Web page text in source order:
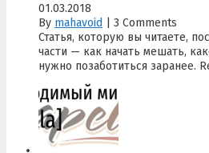
01.03.2018
By mahavoid
3 Comments
Статья, которую вы читаете,
части — как начать мешать,
нужно позаботиться заранее.